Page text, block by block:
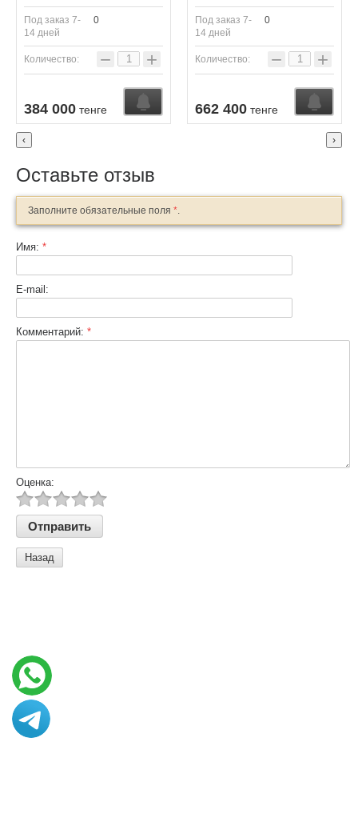
Под заказ 7-
14 дней
0
Количество: − +
384 000 тенге
Под заказ 7-
14 дней
0
Количество: − +
662 400 тенге
‹ ›
Оставьте отзыв
Заполните обязательные поля *
Имя: *
E-mail:
Комментарий: *
Оценка:
Назад